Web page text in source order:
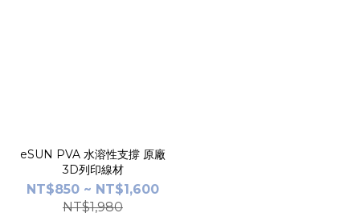
eSUN PVA 水溶性支撐 原廠
3D列印線材
NT$850 ~ NT$1,600
NT$1,980